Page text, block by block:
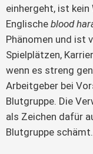
einhergeht, ist kein
Englische blood
Phänomen und ist
Spielplätzen,
wenn es streng
Arbeitgeber bei
Blutgruppe. Die
als Zeichen dafür
Blutgruppe schämt.